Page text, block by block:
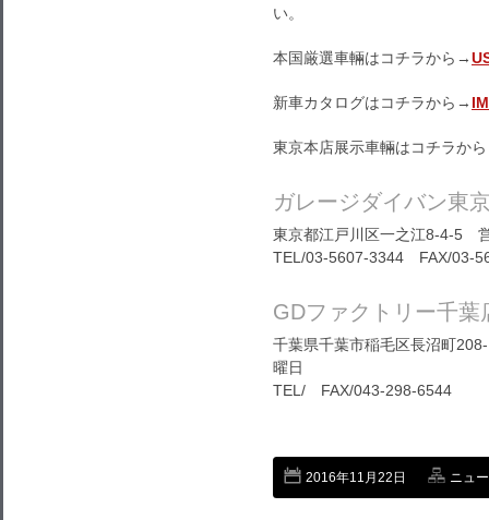
い。
本国厳選車輛はコチラから→
新車カタログはコチラから→
東京本店展示車輛はコチラか
ガレージダイバン東
東京都江戸川区一之江8-4-5
TEL/03-5607-3344 FAX/03-
GDファクトリー千葉
千葉県千葉市稲毛区長沼町
曜日
TEL/ FAX/043-298-6544
2016年11月22日 ニュ